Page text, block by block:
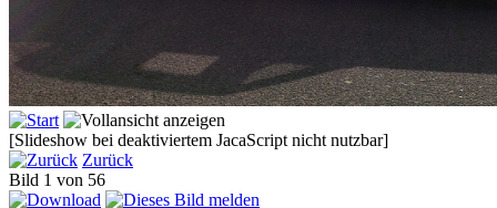
[Slideshow bei deaktiviertem JacaScript nicht nutzbar]
Zurück
Bild 1 von 56